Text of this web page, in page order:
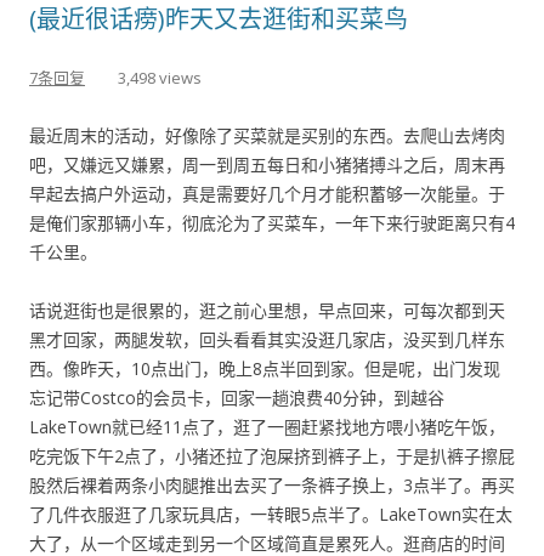
(最近很话痨)昨天又去逛街和买菜鸟
7条回复 3,498 views
最近周末的活动，好像除了买菜就是买别的东西。去爬山去烤肉
吧，又嫌远又嫌累，周一到周五每日和小猪猪搏斗之后，周末再
早起去搞户外运动，真是需要好几个月才能积蓄够一次能量。于
是俺们家那辆小车，彻底沦为了买菜车，一年下来行驶距离只有4
千公里。
话说逛街也是很累的，逛之前心里想，早点回来，可每次都到天
黑才回家，两腿发软，回头看看其实没逛几家店，没买到几样东
西。像昨天，10点出门，晚上8点半回到家。但是呢，出门发现
忘记带Costco的会员卡，回家一趟浪费40分钟，到越谷
LakeTown就已经11点了，逛了一圈赶紧找地方喂小猪吃午饭，
吃完饭下午2点了，小猪还拉了泡屎挤到裤子上，于是扒裤子擦屁
股然后裸着两条小肉腿推出去买了一条裤子换上，3点半了。再买
了几件衣服逛了几家玩具店，一转眼5点半了。LakeTown实在太
大了，从一个区域走到另一个区域简直是累死人。逛商店的时间